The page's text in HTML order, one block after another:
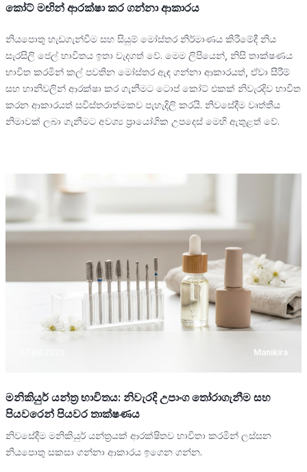
කෝට් මඟින් ආරක්ෂා කර ගන්නා ආකාරය
නියපොතු හැඩගැන්වීම සහ සියුම් මෝස්තර නිර්මාණය කිරීමේදී නිය
සැරසිලි ජෙල් භාවිතය ඉතා වැදගත් වේ. මෙම ලිපියෙන්, නිසි තාක්ෂණය
භාවිත කරමින් කල් පවතින මෝස්තර ඇඳ ගන්නා ආකාරයත්, ඒවා සීරීම්
සහ හානිවලින් ආරක්ෂා කර ගැනීමට ටොප් කෝට් එකක් නිවැරදිව භාවිත
කරන ආකාරයත් සවිස්තරාත්මකව පැහැදිලි කරයි. නිවසේදීම වෘත්තීය
නිමාවක් ලබා ගැනීමට අවශ්‍ය ප්‍රායෝගික උපදෙස් මෙහි ඇතුළත් වේ.
Manikira
මනිකියුර් යන්ත්‍ර භාවිතය: නිවැරදි උපාංග තෝරාගැනීම සහ
පියවරෙන් පියවර තාක්ෂණය
නිවසේදීම මනිකියුර් යන්ත්‍රයක් ආරක්ෂිතව භාවිතා කරමින් ලස්සන
නියපොතු සකසා ගන්නා ආකාරය ඉගෙන ගන්න.